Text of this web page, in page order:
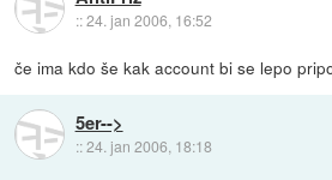
::24. jan 2006, 16:52
če ima kdo še kak account bi se lepo
5er-->
::24. jan 2006, 18:18